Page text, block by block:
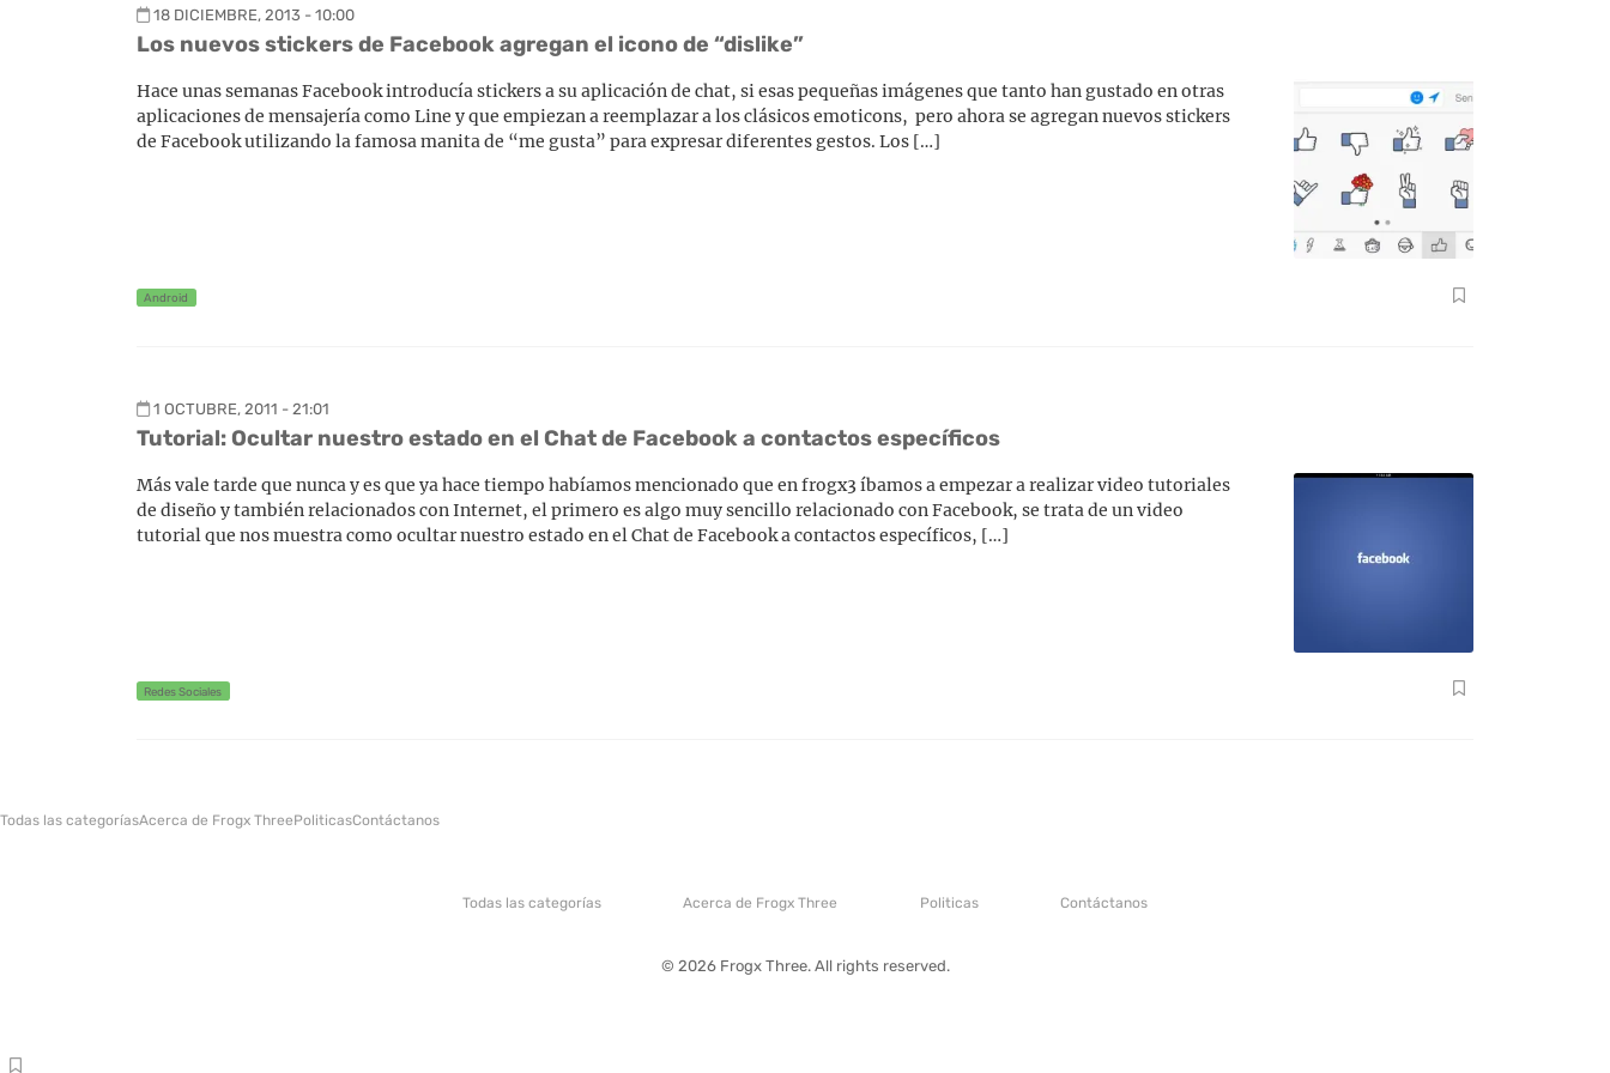
18 DICIEMBRE, 2013 - 10:00
Los nuevos stickers de Facebook agregan el icono de “dislike”
Hace unas semanas Facebook introducía stickers a su aplicación de chat, si esas pequeñas imágenes que tanto han gustado en otras
aplicaciones de mensajería como Line y que empiezan a reemplazar a los clásicos emoticons, pero ahora se agregan nuevos stickers
de Facebook utilizando la famosa manita de “me gusta” para expresar diferentes gestos. Los […]
Android
1 OCTUBRE, 2011 - 21:01
Tutorial: Ocultar nuestro estado en el Chat de Facebook a contactos específicos
Más vale tarde que nunca y es que ya hace tiempo habíamos mencionado que en frogx3 íbamos a empezar a realizar video tutoriales
de diseño y también relacionados con Internet, el primero es algo muy sencillo relacionado con Facebook, se trata de un video
tutorial que nos muestra como ocultar nuestro estado en el Chat de Facebook a contactos específicos, […]
Redes Sociales
Todas las categoríasAcerca de Frogx ThreePoliticasContáctanos
Todas las categorías Acerca de Frogx Three Politicas Contáctanos
© 2026 Frogx Three. All rights reserved.